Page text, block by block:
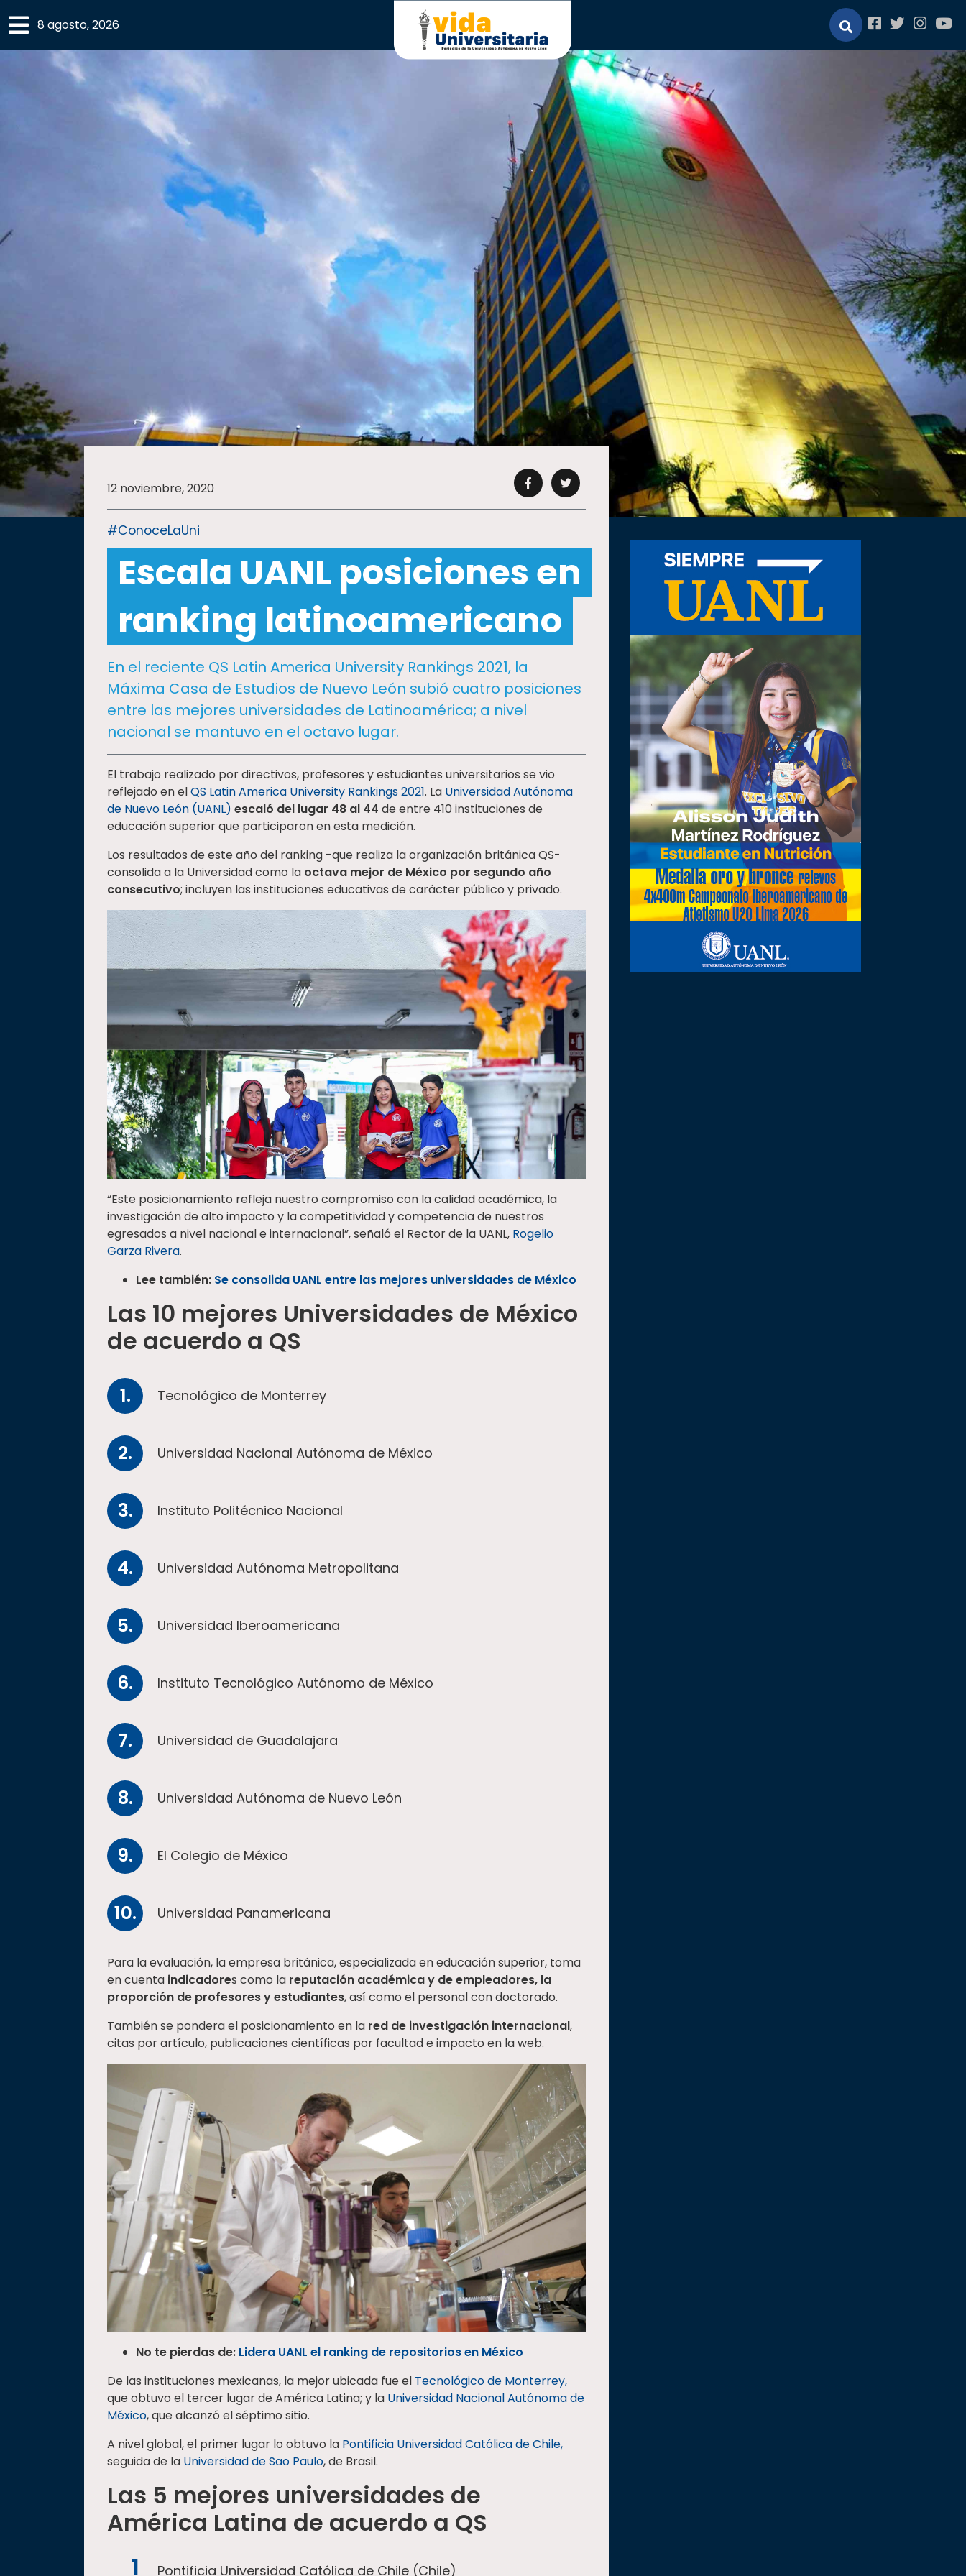
×
SECCIONES
SUSTENTABILIDAD
TEMAS
educativa
Internacionalización
8 agosto, 2026
12 noviembre, 2020
#ConoceLaUni
Escala UANL posiciones en
ranking latinoamericano
En el reciente QS Latin America University Rankings 2021, la
Máxima Casa de Estudios de Nuevo León subió cuatro posiciones
entre las mejores universidades de Latinoamérica; a nivel
nacional se mantuvo en el octavo lugar.
El trabajo realizado por directivos, profesores y estudiantes universitarios se vio
reflejado en elQS Latin America University Rankings 2021. La Universidad Autónoma
de Nuevo León (UANL) escaló del lugar 48 al 44 de entre 410 instituciones de
educación superior que participaron en esta medición.
Los resultados de este año del ranking -que realiza la organización británica QS-
consolida a la Universidad como la octava mejor de México por segundo año
consecutivo; incluyen las instituciones educativas de carácter público y privado.
“Este posicionamiento refleja nuestro compromiso con la calidad académica, la
investigación de alto impacto y la competitividad y competencia de nuestros
egresados a nivel nacional e internacional”, señaló el Rector de la UANL, Rogelio
Garza Rivera.
Lee también: Se consolida UANL entre las mejores universidades de México
Las 10 mejores Universidades de México
de acuerdo a QS
Tecnológico de Monterrey
Universidad Nacional Autónoma de México
Instituto Politécnico Nacional
Universidad Autónoma Metropolitana
Universidad Iberoamericana
Instituto Tecnológico Autónomo de México
Universidad de Guadalajara
Universidad Autónoma de Nuevo León
El Colegio de México
Universidad Panamericana
Para la evaluación, la empresa británica, especializada en educación superior, toma
en cuenta indicadores como la reputación académica y de empleadores, la
proporción de profesores y estudiantes, así como el personal con doctorado.
También se pondera el posicionamiento en la red de investigación internacional,
citas por artículo, publicaciones científicas por facultad e impacto en la web.
No te pierdas de: Lidera UANL el ranking de repositorios en México
De las instituciones mexicanas, la mejor ubicada fue el Tecnológico de Monterrey,
que obtuvo el tercer lugar de América Latina; y la Universidad Nacional Autónoma de
México, que alcanzó el séptimo sitio.
A nivel global, el primer lugar lo obtuvo la Pontificia Universidad Católica de Chile,
seguida de la Universidad de Sao Paulo, de Brasil.
Las 5 mejores universidades de
América Latina de acuerdo a QS
Pontificia Universidad Católica de Chile (Chile)